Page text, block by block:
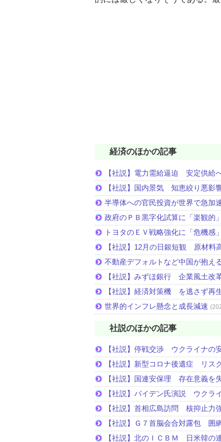
経済のほかの記事
【社説】電力需給逼迫 安定供給
【社説】国内景気 知恵絞り悪影
半導体への官民投資が世界で急加
政府のＰＢ黒字化試算に「楽観的
トヨタのＥＶ戦略強化に「危機感
【社説】12月の日銀短観 原材料
不動産デフォルトなど中国が抱え
【社説】みずほ銀行 企業風土改
【社説】経済対策機 を逃さず再
世界的インフレ懸念と成長減速
社説のほかの記事
【社説】停戦交渉 ウクライナの
【社説】新型コロナ後遺症 リス
【社説】国連安保理 存在意義を
【社説】バイデン氏演説 ウクラ
【社説】首相広島訪問 核抑止力
【社説】Ｇ７首脳会合対露包 囲
【社説】北のＩＣＢＭ 日米韓の